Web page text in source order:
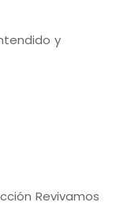
y
Revivamos